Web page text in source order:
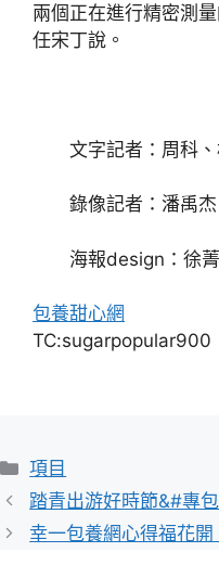
兩個正在進行精密測
任宋丁說。
文字記者：周科
錄像記者：潘禹
海報design：徐菁
包養甜心網
TC:sugarpopular900
分
類
項目
踏青出游好時節&#專
幸一包養網心得福花開